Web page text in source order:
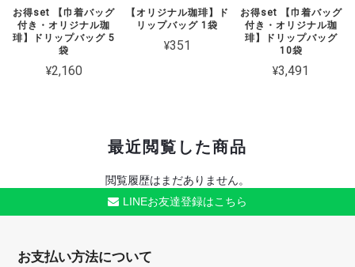
お得set 【巾着バッグ
付き・オリジナル珈
琲】ドリップバッグ 5
袋
¥2,160
【オリジナル珈琲】ド
リップバッグ 1袋
¥351
お得set 【巾着バッグ
付き・オリジナル珈
琲】ドリップバッグ
10袋
¥3,491
最近閲覧した商品
閲覧履歴はまだありません。
LINEお友達登録はこちら
お支払い方法について